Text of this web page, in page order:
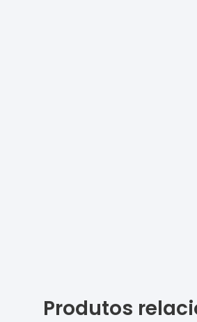
Produtos